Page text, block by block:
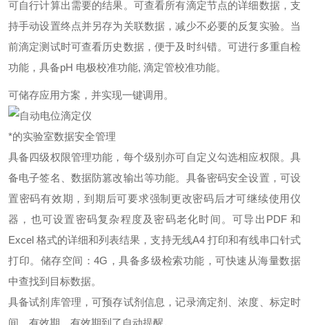
可自行计算出需要的结果。 可查看所有滴定节点的详细数据，支
持手动设置终点并另存为关联数据，减少不必要的反复实验。 当
前滴定测试时可查看历史数据，便于及时纠错。可进行多重自检
功能，具备pH 电极校准功能, 滴定管校准功能。
可储存应用方案，并实现一键调用。
*的实验室数据安全管理
具备四级权限管理功能，每个级别亦可自定义勾选相应权限。 具
备电子签名、数据防篡改输出等功能。 具备密码安全设置，可设
置密码有效期，到期后可要求强制更改密码后才可继续使用仪
器，也可设置密码复杂程度及密码老化时间。 可导出PDF 和
Excel 格式的详细和列表结果，支持无线A4 打印和有线串口针式
打印。 储存空间：4G，具备多级检索功能，可快速从海量数据
中查找到目标数据。
具备试剂库管理，可预存试剂信息，记录滴定剂、浓度、标定时
间、有效期，有效期到了自动提醒。